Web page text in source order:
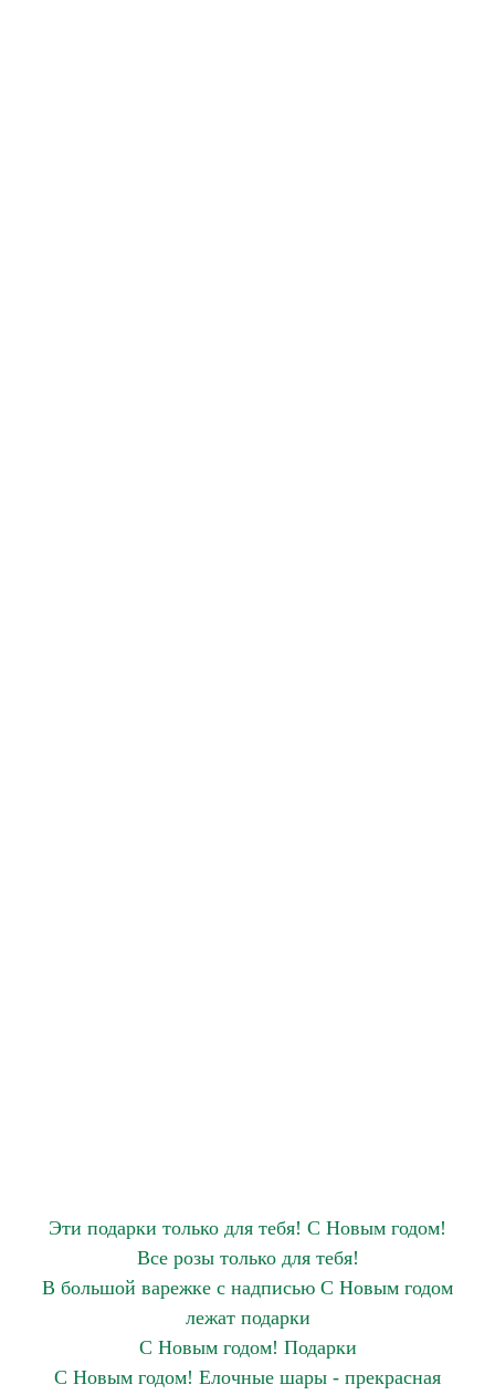
Эти подарки только для тебя! С Новым годом!
Все розы только для тебя!
В большой варежке с надписью С Новым годом
лежат подарки
С Новым годом! Подарки
С Новым годом! Елочные шары - прекрасная